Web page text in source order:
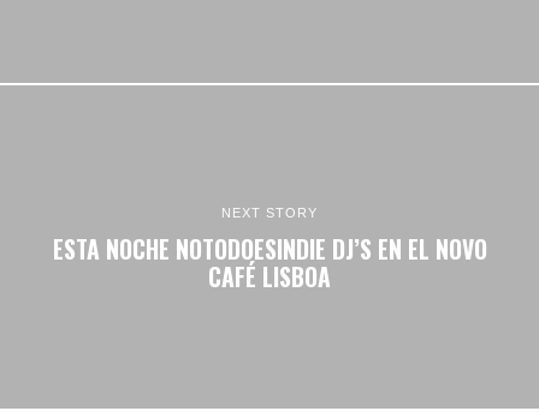
NEXT STORY
ESTA NOCHE NOTODOESINDIE DJ’S EN EL NOVO
CAFÉ LISBOA